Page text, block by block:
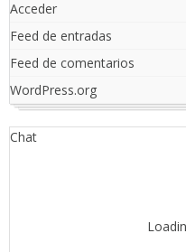
Acceder
Feed de entradas
Feed de comentarios
WordPress.org
Chat